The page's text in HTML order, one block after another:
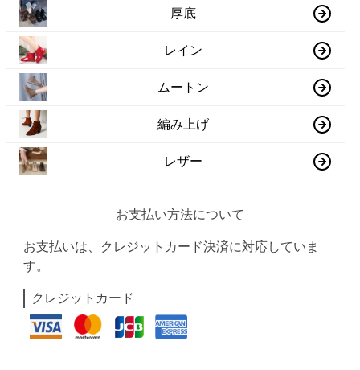
厚底
レイン
ムートン
編み上げ
レザー
お支払い方法について
お支払いは、クレジットカード決済に対応していま
す。
クレジットカード